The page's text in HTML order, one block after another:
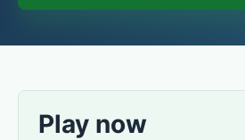
Play now